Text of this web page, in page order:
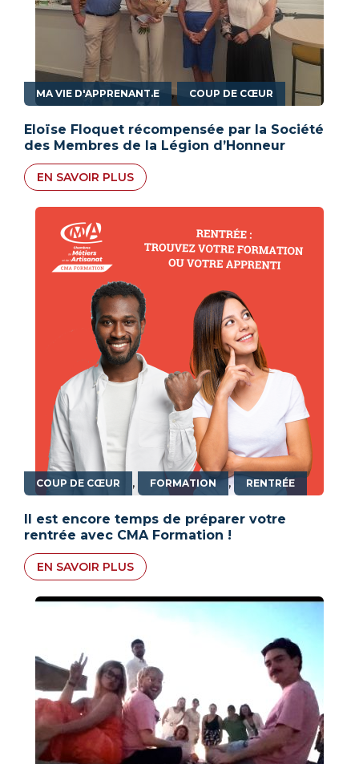
MA VIE D'APPRENANT.E , COUP DE CŒUR
Eloïse Floquet récompensée par la Société
des Membres de la Légion d’Honneur
EN SAVOIR PLUS
COUP DE CŒUR , FORMATION , RENTRÉE
Il est encore temps de préparer votre
rentrée avec CMA Formation !
EN SAVOIR PLUS